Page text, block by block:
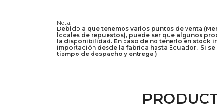
Nota:
Debido a que tenemos varios puntos de venta
locales de repuestos), puede ser que algunos
la disponibilidad. En caso de no tenerlo en stock
importación desde la fabrica hasta Ecuador. Si
tiempo de despacho y entrega )